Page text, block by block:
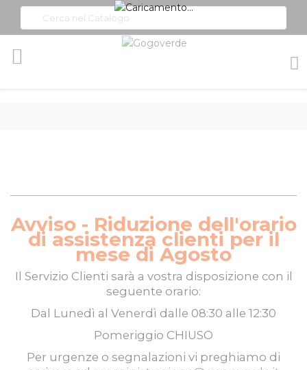
Avviso - Riduzione dell'orario
di assistenza clienti per il
mese di Agosto
Il Servizio Clienti sarà a vostra disposizione con il
seguente orario:
Dal Lunedì al Venerdì dalle 08:30 alle 12:30
Pomeriggio CHIUSO
Per urgenze o segnalazioni vi preghiamo di